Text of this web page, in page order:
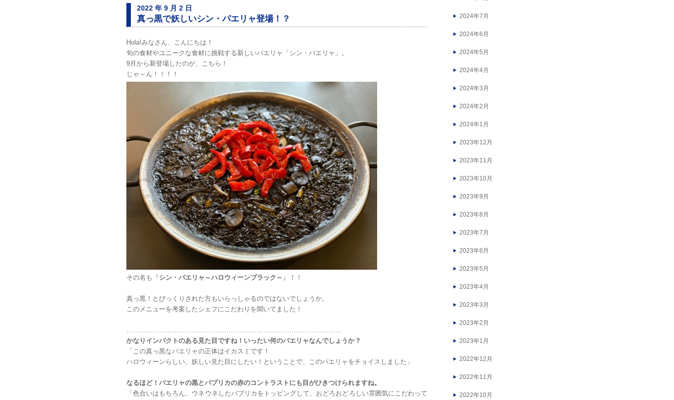
2022 年 9 月 2 日
真っ黒で妖しいシン・パエリャ登場！？
Hola!みなさん、こんにちは！
旬の食材やユニークな食材に挑戦する新しいパエリャ「シン・パエリャ」。
9月から新登場したのが、こちら！
じゃ～ん！！！！
その名も『シン・パエリャ～ハロウィーンブラック～ 』！！
真っ黒！とびっくりされた方もいらっしゃるのではないでしょうか。
このメニューを考案したシェフにこだわりを聞いてました！
………………………………………………………………………………………
かなりインパクトのある見た目ですね！いったい何のパエリャなんでしょうか？
「この真っ黒なパエリャの正体はイカスミです！
ハロウィーンらしい、妖しい見た目にしたい！ということで、このパエリャをチョイスしました」
なるほど！パエリャの黒とパプリカの赤のコントラストにも目がひきつけられますね。
「色合いはもちろん、ウネウネしたパプリカをトッピングして、おどろおどろしい雰囲気にこだわって
2024年7月
2024年6月
2024年5月
2024年4月
2024年3月
2024年2月
2024年1月
2023年12月
2023年11月
2023年10月
2023年9月
2023年8月
2023年7月
2023年6月
2023年5月
2023年4月
2023年3月
2023年2月
2023年1月
2022年12月
2022年11月
2022年10月